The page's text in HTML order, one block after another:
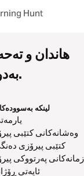
Hunt
هاندان و
بەدوای ئینتیمادا بگەڕێیت لەگەڵ خودا.
لینکە
وەشانەکانی کتێبی
کتێبی پیرۆزی
زمانەکانی پەرتووکی
ئایەتی